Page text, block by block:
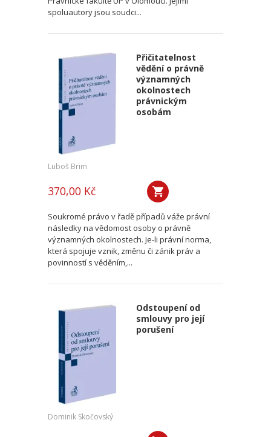
spoluautory jsou soudci...
Přičitatelnost
vědění o právně
významných
okolnostech
právnickým
osobám
Luboš Brim
370,00 Kč
Soukromé právo v řadě případů váže právní
následky na vědomost osoby o právně
významných okolnostech. Je-li právní norma,
která spojuje vznik, změnu či zánik práv a
povinností s věděním,...
Odstoupení od
smlouvy pro její
porušení
Dominik Skočovský